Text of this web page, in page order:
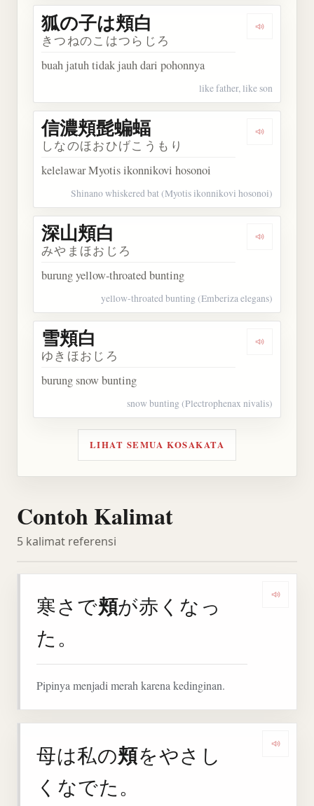
Dengarkan
狐の子は頬白
きつねのこはつらじろ
buah jatuh tidak jauh dari pohonnya
like father, like son
Dengarkan
信濃頬髭蝙蝠
しなのほおひげこうもり
kelelawar Myotis ikonnikovi hosonoi
Shinano whiskered bat (Myotis ikonnikovi hosonoi)
Dengarkan
深山頬白
みやまほおじろ
burung yellow-throated bunting
yellow-throated bunting (Emberiza elegans)
Dengarkan
雪頬白
ゆきほおじろ
burung snow bunting
snow bunting (Plectrophenax nivalis)
LIHAT SEMUA KOSAKATA
Contoh Kalimat
5 kalimat referensi
寒さで頬が赤くなっ
た。
Pipinya menjadi merah karena kedinginan.
母は私の頬をやさし
くなでた。